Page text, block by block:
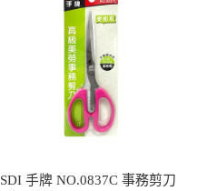
SDI 手牌 NO.0837C 事務剪刀